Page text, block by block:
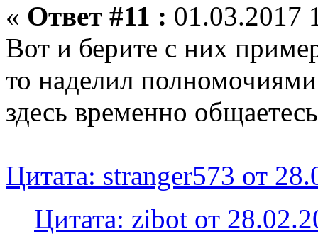
« Ответ #11 : 01.03.2017
Вот и берите с них
то наделил
здесь временно
Цитата: stranger573 от
Цитата: zibot от